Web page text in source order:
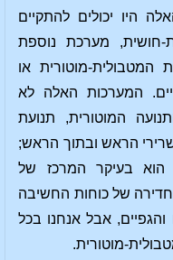
היו יכולים להתקיים
חושית, מערכת נוספת
המטבולית-מוטורית או
המערכות האלה לא
המוטורית, תנועת
הראש ובתוך הראש;
הוא בעיקר המרכז של
של כוחות החשיבה
אבל אנחנו בכל
מוטורית.